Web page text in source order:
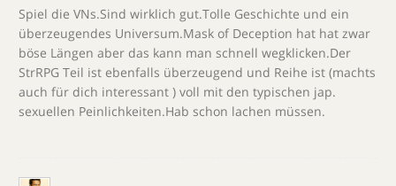
Spiel die VNs.Sind wirklich gut.Tolle Geschichte und ein
überzeugendes Universum.Mask of Deception hat hat zwar
böse Längen aber das kann man schnell wegklicken.Der
StrRPG Teil ist ebenfalls überzeugend und Reihe ist (machts
auch für dich interessant ) voll mit den typischen jap.
sexuellen Peinlichkeiten.Hab schon lachen müssen.